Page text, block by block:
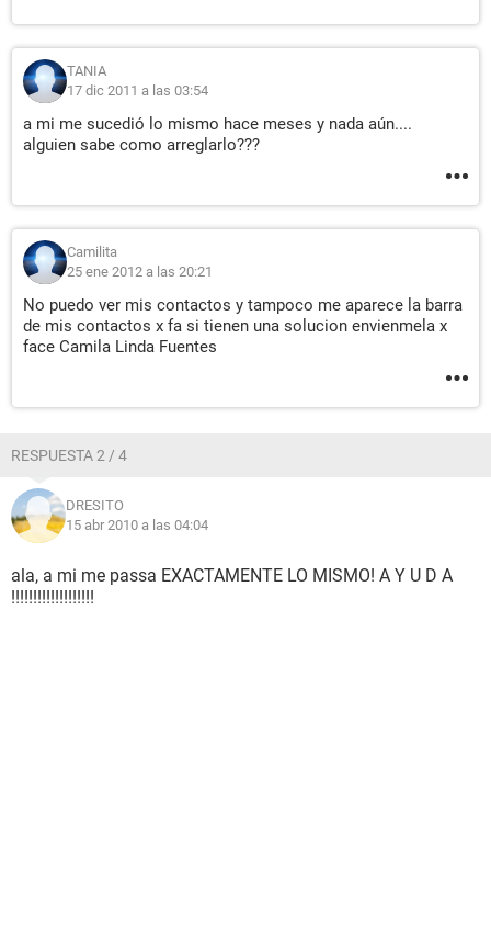
TANIA
17 dic 2011 a las 03:54
a mi me sucedió lo mismo hace meses y nada aún....
alguien sabe como arreglarlo???
Camilita
25 ene 2012 a las 20:21
No puedo ver mis contactos y tampoco me aparece la barra
de mis contactos x fa si tienen una solucion envienmela x
face Camila Linda Fuentes
RESPUESTA 2 / 4
DRESITO
15 abr 2010 a las 04:04
ala, a mi me passa EXACTAMENTE LO MISMO! A Y U D A
!!!!!!!!!!!!!!!!!!!